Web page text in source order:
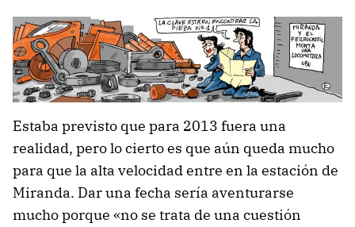
Estaba previsto que para 2013 fuera una
realidad, pero lo cierto es que aún queda mucho
para que la alta velocidad entre en la estación de
Miranda. Dar una fecha sería aventurarse
mucho porque «no se trata de una cuestión